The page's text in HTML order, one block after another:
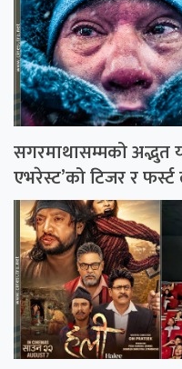
सगरमाथासम्मको अद्भुत
एभरेस्ट’को टिजर र